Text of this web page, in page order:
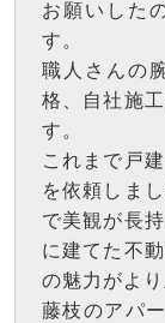
お願いした
す。
職人さんの
格、自社施
す。
これまで戸
を依頼しま
で美観が長
に建てた不
の魅力がよ
藤枝のアパ